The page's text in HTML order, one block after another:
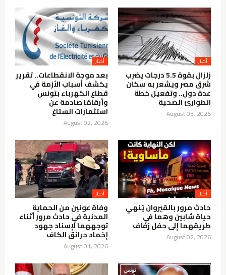
أخبار
زلزال بقوة 5.5 درجات يضرب
شرق مصر ويشعر به سكان
عدة دول.. وتفعيل خطة
الطوارئ الصحية
August 03, 2026
أخبار
بعد موجة الانقطاعات.. تقرير
يكشف أسباب الأزمة في
قطاع الكهرباء بتونس
وأرقامًا صادمة عن
استثمارات الستاغ
August 02, 2026
أخبار
حادث مرور بالقيروان يُنهي
حياة شابين وهما في
طريقهما إلى حفل زفاف
August 02, 2026
أخبار
وفاة عونين من الحماية
المدنية في حادث مرور أثناء
توجههما لإسناد جهود
إخماد حرائق الكاف
August 01, 2026